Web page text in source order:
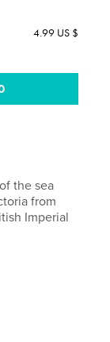
4.99 US $
the sea
from
Imperial